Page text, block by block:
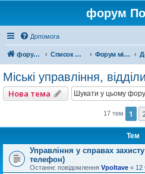
форум
Допомога
форум Полтави Список форумів Форум міста Полтава
Міські управління,
Нова тема
17 тем 1
Тем
Управління у справах
телефон)
Останнє повідомлення Vpoltave « 12